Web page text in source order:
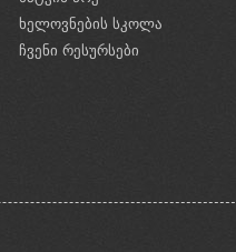
ხელოვნების სკოლა
ჩვენი რესურსები